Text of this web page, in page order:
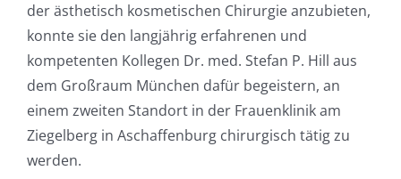
der ästhetisch kosmetischen Chirurgie anzubieten,
konnte sie den langjährig erfahrenen und
kompetenten Kollegen Dr. med. Stefan P. Hill aus
dem Großraum München dafür begeistern, an
einem zweiten Standort in der Frauenklinik am
Ziegelberg in Aschaffenburg chirurgisch tätig zu
werden.